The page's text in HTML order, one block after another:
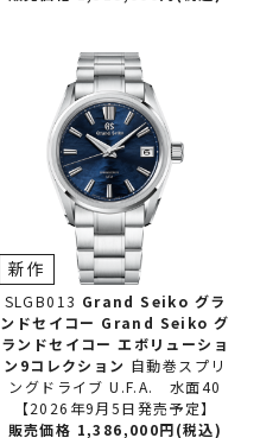
SLGB013 Grand Seiko グラ
ンドセイコー Grand Seiko グ
ランドセイコー エボリューショ
ン9コレクション 自動巻スプリ
ングドライブ U.F.A. 水面40
【2026年9月5日発売予定】
新作
販売価格 1,386,000円(税込)